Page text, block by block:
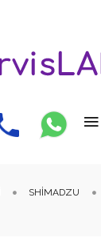
SHIMADZU